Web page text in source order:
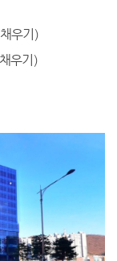
우기)
우기)